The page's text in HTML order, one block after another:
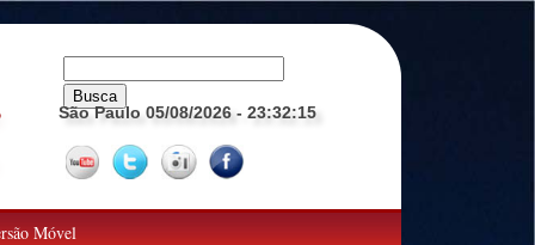
São Paulo 05/08/2026 - 23:32:16
Móvel